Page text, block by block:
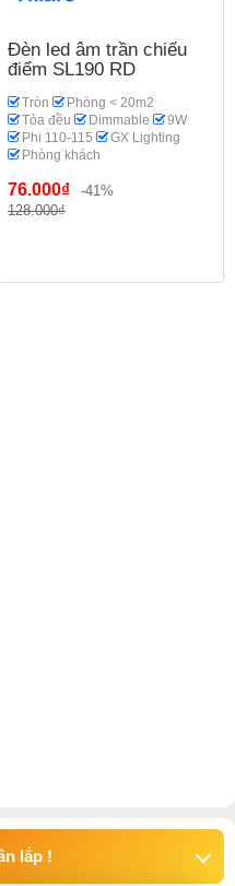
Đèn led âm trần chiếu
điểm SL190 RD
Tròn
Phòng < 20m2
Tỏa đều
Dimmable
9W
Phi 110-115
GX Lighting
Phòng khách
76.000₫
-41%
128.000₫
lắp !